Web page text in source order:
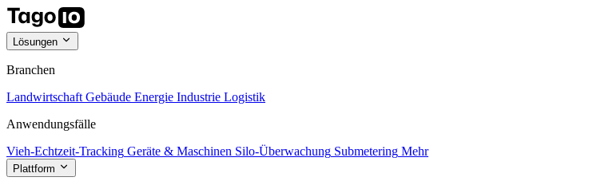
Lösungen
Branchen
Landwirtschaft Gebäude Energie Industrie Logistik
Anwendungsfälle
Vieh-Echtzeit-Tracking Geräte & Maschinen Silo-Überwachung Submetering Mehr
Plattform